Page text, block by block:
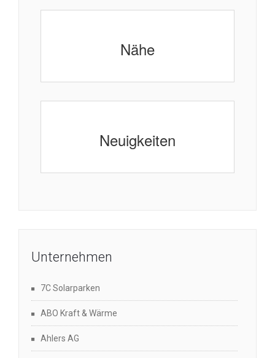
Nähe
Neuigkeiten
Unternehmen
7C Solarparken
ABO Kraft & Wärme
Ahlers AG